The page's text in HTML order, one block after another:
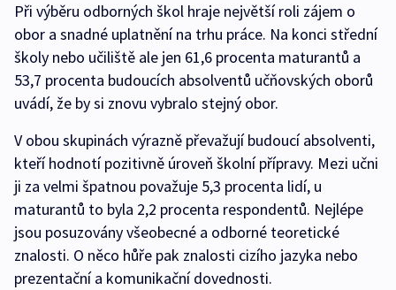
Při výběru odborných škol hraje největší roli zájem o
obor a snadné uplatnění na trhu práce. Na konci střední
školy nebo učiliště ale jen 61,6 procenta maturantů a
53,7 procenta budoucích absolventů učňovských oborů
uvádí, že by si znovu vybralo stejný obor.
V obou skupinách výrazně převažují budoucí absolventi,
kteří hodnotí pozitivně úroveň školní přípravy. Mezi učni
ji za velmi špatnou považuje 5,3 procenta lidí, u
maturantů to byla 2,2 procenta respondentů. Nejlépe
jsou posuzovány všeobecné a odborné teoretické
znalosti. O něco hůře pak znalosti cizího jazyka nebo
prezentační a komunikační dovednosti.